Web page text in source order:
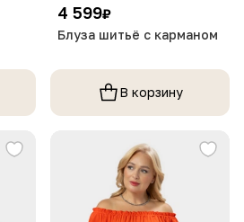
4 599₽
Блуза шитьё с карманом
В корзину